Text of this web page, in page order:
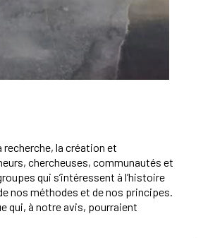
recherche, la création et
chercheuses, communautés et
qui s’intéressent à l’histoire
nos méthodes et de nos principes.
qui, à notre avis, pourraient